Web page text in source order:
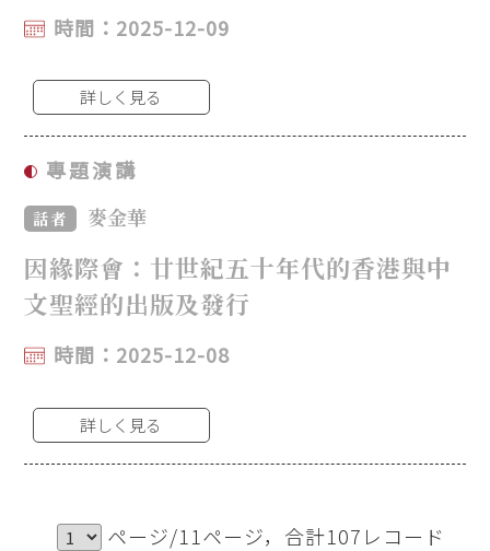
時間：2025-12-09
詳しく見る
專題演講
話者 麥金華
因緣際會：廿世紀五十年代的香港與中
文聖經的出版及發行
時間：2025-12-08
詳しく見る
ページ/11ページ，合計107レコード